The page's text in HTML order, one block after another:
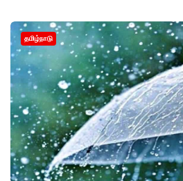
தமிழ்நாடு